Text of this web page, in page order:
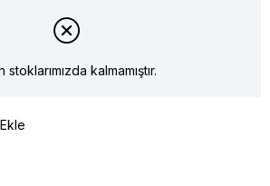
stoklarımızda kalmamıştır.